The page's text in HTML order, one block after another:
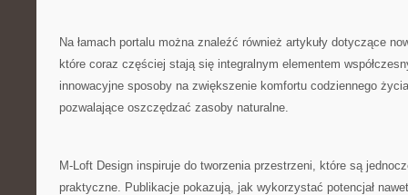
Na łamach portalu można znaleźć również artykuły dotyczące
które coraz częściej stają się integralnym elementem
innowacyjne sposoby na zwiększenie komfortu codziennego
pozwalające oszczędzać zasoby naturalne.
M-Loft Design inspiruje do tworzenia przestrzeni, które są
praktyczne. Publikacje pokazują, jak wykorzystać potencjał